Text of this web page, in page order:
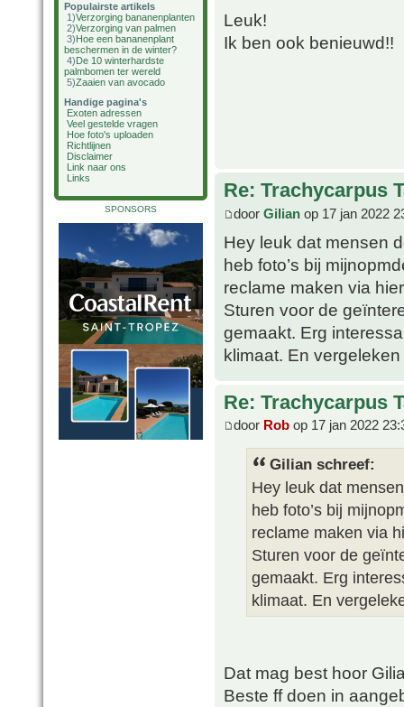
Populairste artikels
1)Verzorging bananenplanten
2)Verzorging van palmen
3)Hoe een bananenplant
beschermen in de winter?
4)De 10 winterhardste
palmbomen ter wereld
5)Zaaien van avocado
Handige pagina's
Exoten adressen
Veel gestelde vragen
Hoe foto's uploaden
Richtlijnen
Disclaimer
Link naar ons
Links
SPONSORS
Leuk!
Ik ben ook benieuwd!!
Re: Trachycarpus
door Gilian op 17 jan 2022
Hey leuk dat mensen
heb foto’s bij
reclame maken via
Sturen voor de
gemaakt. Erg
klimaat. En
Re: Trachycarpus
door Rob op 17 jan 2022
Gilian schreef:
Hey leuk dat
heb foto’s bij
reclame maken via
Sturen voor de
gemaakt. Erg
klimaat. En
Dat mag best hoor
Beste ff doen in